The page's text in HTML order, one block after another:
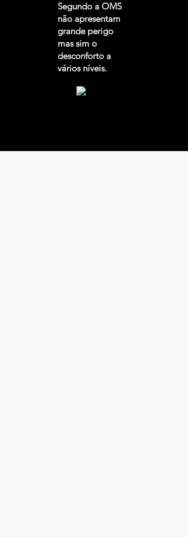
Segundo a OMS
não apresentam
grande perigo
mas sim o
desconforto a
vários níveis.